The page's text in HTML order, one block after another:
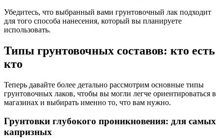
Убедитесь, что выбранный вами грунтовочный лак подходит
для того способа нанесения, который вы планируете
использовать.
Типы грунтовочных составов: кто есть
кто
Теперь давайте более детально рассмотрим основные типы
грунтовочных лаков, чтобы вы могли легче ориентироваться в
магазинах и выбирать именно то, что вам нужно.
Грунтовки глубокого проникновения: для самых
капризных